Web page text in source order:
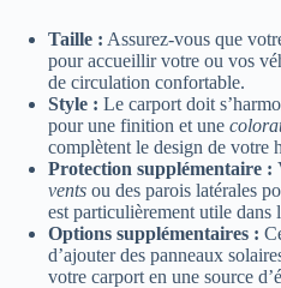
Taille : Assurez-vous que
pour accueillir votre ou vos
de circulation confortable.
Style : Le carport doit
pour une finition et une
complètent le design de votre
Protection supplémentaire :
vents ou des parois latérales
est particulièrement utile dans
Options supplémentaires :
d’ajouter des panneaux
votre carport en une source